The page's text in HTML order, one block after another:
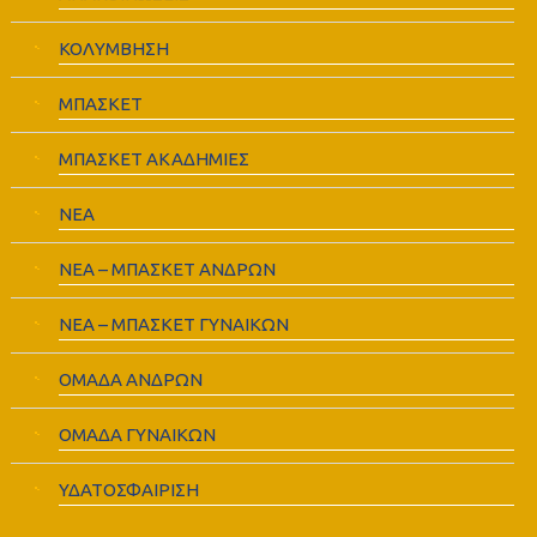
ΚΟΛΥΜΒΗΣΗ
ΜΠΑΣΚΕΤ
ΜΠΑΣΚΕΤ ΑΚΑΔΗΜΙΕΣ
ΝΕΑ
ΝΕΑ – ΜΠΑΣΚΕΤ ΑΝΔΡΩΝ
ΝΕΑ – ΜΠΑΣΚΕΤ ΓΥΝΑΙΚΩΝ
ΟΜΑΔΑ ΑΝΔΡΩΝ
ΟΜΑΔΑ ΓΥΝΑΙΚΩΝ
ΥΔΑΤΟΣΦΑΙΡΙΣΗ